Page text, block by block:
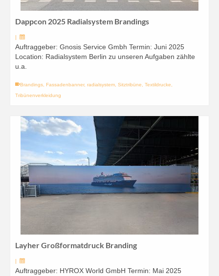
Dappcon 2025 Radialsystem Brandings
|
Auftraggeber: Gnosis Service Gmbh Termin: Juni 2025
Location: Radialsystem Berlin zu unseren Aufgaben zählte
u.a.
Brandings Fassadenbanner, radialsystem Sitztribüne Textildrucke
Tribünenverkleidung
Layher Großformatdruck Branding
|
Auftraggeber: HYROX World GmbH Termin: Mai 2025